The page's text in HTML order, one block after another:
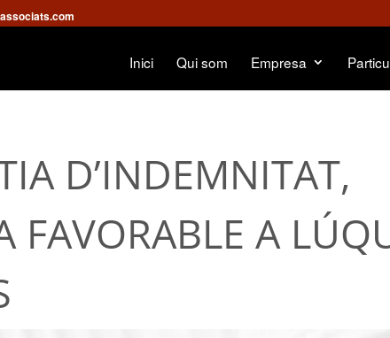
Inici Qui som Empresa
D’INDEMNITAT,
FAVORABLE A